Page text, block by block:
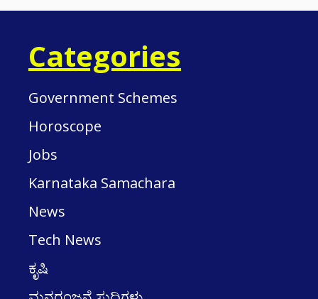
Categories
Government Schemes
Horoscope
Jobs
Karnataka Samachara
News
Tech News
ಕೃಷಿ